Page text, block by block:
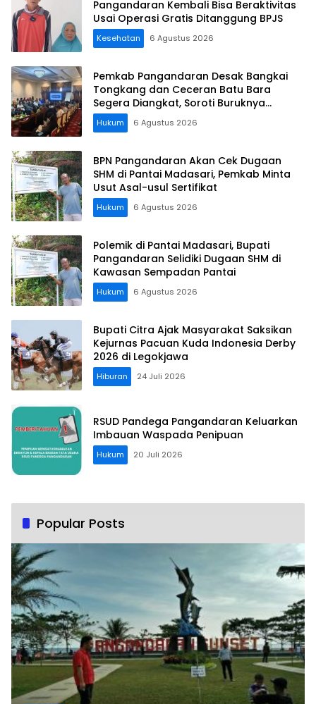
Pangandaran Kembali Bisa Beraktivitas
Usai Operasi Gratis Ditanggung BPJS
Kesehatan 6 Agustus 2026
Pemkab Pangandaran Desak Bangkai
Tongkang dan Ceceran Batu Bara
Segera Diangkat, Soroti Buruknya
Koordinasi Perusahaan
Hukum 6 Agustus 2026
BPN Pangandaran Akan Cek Dugaan
SHM di Pantai Madasari, Pemkab Minta
Usut Asal-usul Sertifikat
Hukum 6 Agustus 2026
Polemik di Pantai Madasari, Bupati
Pangandaran Selidiki Dugaan SHM di
Kawasan Sempadan Pantai
Hukum 6 Agustus 2026
Bupati Citra Ajak Masyarakat Saksikan
Kejurnas Pacuan Kuda Indonesia Derby
2026 di Legokjawa
Hiburan 24 Juli 2026
RSUD Pandega Pangandaran Keluarkan
Imbauan Waspada Penipuan
Hukum 20 Juli 2026
Popular Posts